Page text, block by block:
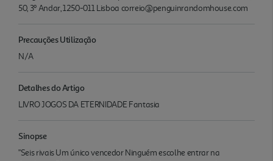
50, 3º Andar, 1250-011 Lisboa correio@penguinrandomhouse.com
Precauções Utilização
N/A
Detalhes do Artigo
LIVRO JOGOS DA ETERNIDADE Fantasia
Sinopse
"Seis rivais Um único vencedor Ninguém escolhe entrar na